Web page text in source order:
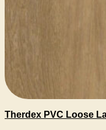
Therdex PVC Loose